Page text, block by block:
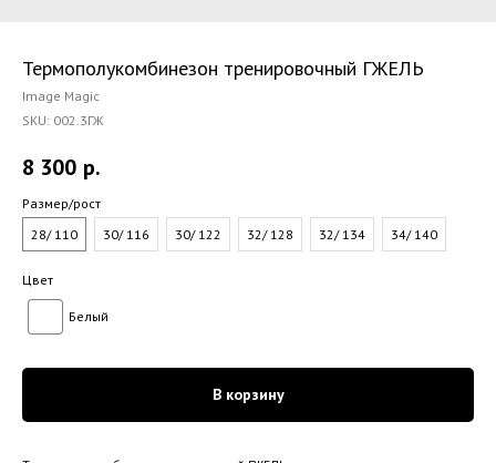
Термополукомбинезон тренировочный ГЖЕЛЬ
Image Magic
SKU: 002.3ГЖ
8 300 р.
Размер/рост
28/ 110
30/ 116 30/ 122 32/ 128 32/ 134 34/ 140
Цвет
Белый
В корзину